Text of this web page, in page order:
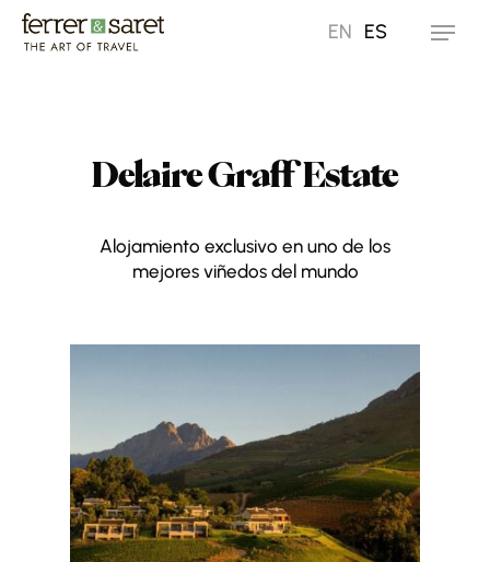
Skip
EN ES Menu
Delaire Graff Estate
Alojamiento exclusivo en uno de los
mejores viñedos del mundo